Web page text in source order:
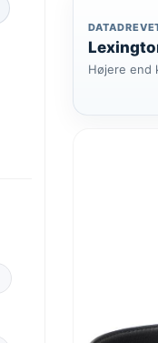
Højere end